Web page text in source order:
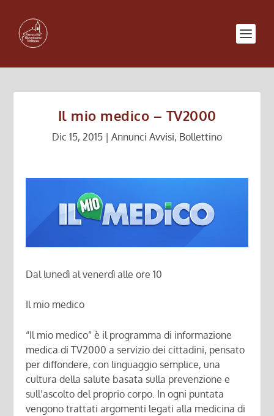
Il mio medico – TV2000
Dic 15, 2015 | Annunci Avvisi, Bollettino
Dal lunedì al venerdì alle ore 10
Il mio medico
“Il mio medico” è il programma di informazione
medica di TV2000 a servizio dei cittadini, pensato
per diffondere, con linguaggio semplice, una
cultura della salute basata sulla prevenzione e
sull’ascolto del proprio corpo. In ogni puntata
vengono trattati argomenti legati alla medicina di